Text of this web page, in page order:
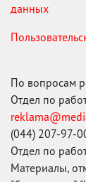
данных
По вопросам
Отдел по
(044) 207-97-
Отдел по
Материалы,